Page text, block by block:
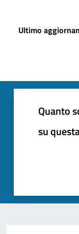
Ultimo
Quanto
su